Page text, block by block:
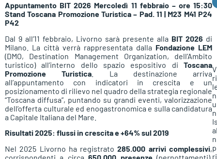
Appuntamento BIT 2026 Mercoledì 11 febbraio – ore 15:30
Stand Toscana Promozione Turistica – Pad. 11 | M23 M41 P24
P42
Dal 9 all’11 febbraio, Livorno sarà presente alla BIT 2026 di
Milano. La città verrà rappresentata dalla Fondazione LEM
(DMO, Destination Management Organization, dell’Ambito
turistico) all’interno dello spazio espositivo di Toscana
Promozione Turistica . La destinazione arriva
all’appuntamento con indicatori in crescita e un
posizionamento di rilievo nel quadro della strategia regionale
“Toscana diffusa”, puntando su grandi eventi, valorizzazione
dell’offerta culturale ed enogastronomica e sulla candidatura
a Capitale Italiana del Mare.
Risultati 2025: flussi in crescita e +64% sul 2019
Nel 2025 Livorno ha registrato285.000 arrivi complessivi,
corrispondenti a circa650.000 presenze(pernottamenti),